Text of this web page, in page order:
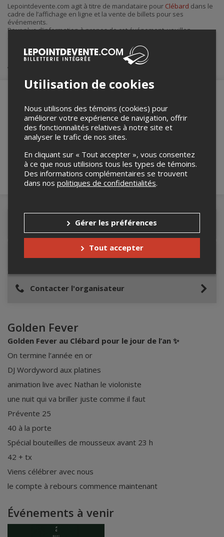
courriel
Lepointdevente.com agit à titre de mandataire pour Clébard dans le
cadre de l’affichage en ligne et la vente de billets pour ses
événements.
Pour plus d’information à propos de cet événement, veuillez
Achat de billets
Merci de confirmer que vous n'êtes pas un
robot ci-bas.
Détails de l'événement
Lieu de l'événement
Contacter l'organisateur
Golden Fever
Golden Fever au Clébard pour le jour de l’an ✨
On termine l’année en or
DJ Wordyword aux platines
animation live avec Nathan le violoniste
une nuit qui va briller juste comme il faut
Prévente 25
40 à la porte
Spécial bouteilles de mousseux avant 23 h
42 + tx
Viens célébrer avec nous
le compte à rebours commence maintenant
Événements à venir
Utilisation de cookies
Nous utilisons des témoins (cookies) pour
améliorer votre expérience de navigation, offrir
des fonctionnalités relatives à notre site et
analyser le trafic de nos sites.
En cliquant sur « Tout accepter », vous consentez
à ce que nous utilisions tous les types de témoins.
Des informations complémentaires se trouvent
dans nos politiques de confidentialités.
Gérer les préférences
Tout accepter